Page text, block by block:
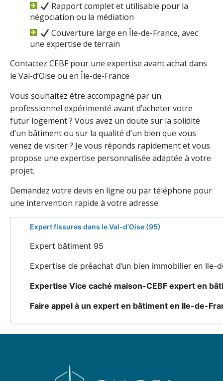
Rapport complet et utilisable pour la
négociation ou la médiation
Couverture large en Île-de-France, avec
une expertise de terrain
Contactez CEBF pour une expertise avant achat dans
le Val-d’Oise ou en Île-de-France
Vous souhaitez être accompagné par un
professionnel expérimenté avant d’acheter votre
futur logement ? Vous avez un doute sur la solidité
d’un bâtiment ou sur la qualité d’un bien que vous
venez de visiter ? Je vous réponds rapidement et vous
propose une expertise personnalisée adaptée à votre
projet.
Demandez votre devis en ligne ou par téléphone pour
une intervention rapide à votre adresse.
Expert fissures dans le Val-d’Oise (95)
Expert bâtiment 95
Expertise de préachat d’un bien immobilier en Ile-
Expertise Vice caché maison-CEBF expert en
Faire appel à un expert en bâtiment en Ile-de-